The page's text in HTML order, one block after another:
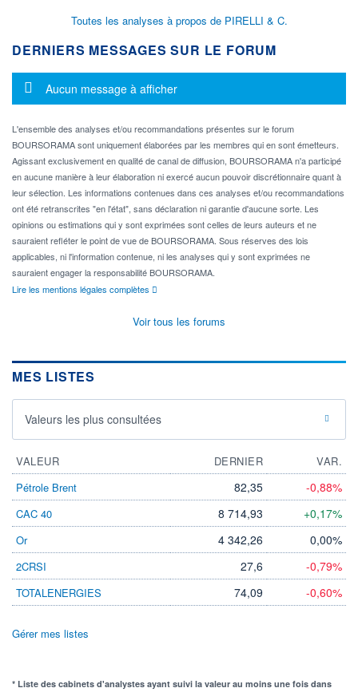
Toutes les analyses à propos de PIRELLI & C.
DERNIERS MESSAGES SUR LE FORUM
Message d'information
Aucun message à afficher
L'ensemble des analyses et/ou recommandations présentes sur le forum
BOURSORAMA sont uniquement élaborées par les membres qui en sont émetteurs.
Agissant exclusivement en qualité de canal de diffusion, BOURSORAMA n'a participé
en aucune manière à leur élaboration ni exercé aucun pouvoir discrétionnaire quant à
leur sélection. Les informations contenues dans ces analyses et/ou recommandations
ont été retranscrites "en l'état", sans déclaration ni garantie d'aucune sorte. Les
opinions ou estimations qui y sont exprimées sont celles de leurs auteurs et ne
sauraient refléter le point de vue de BOURSORAMA. Sous réserves des lois
applicables, ni l'information contenue, ni les analyses qui y sont exprimées ne
sauraient engager la responsabilité BOURSORAMA.
Lire les mentions légales complètes
Voir tous les forums
MES LISTES
Valeurs les plus consultées
VALEUR DERNIER
VAR.
Pétrole Brent
82,35 -0,88%
CAC 40 8 714,93 +0,17%
Or 4 342,26 0,00%
2CRSI 27,6 -0,79%
TOTALENERGIES 74,09 -0,60%
Gérer mes listes
* Liste des cabinets d'analystes ayant suivi la valeur au moins une fois dans